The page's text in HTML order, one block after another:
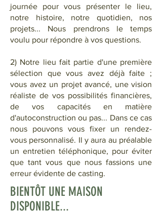
journée pour vous présenter le lieu,
notre histoire, notre quotidien, nos
projets... Nous prendrons le temps
voulu pour répondre à vos questions.
2) Notre lieu fait partie d'une première
sélection que vous avez déjà faite ;
vous avez un projet avancé, une vision
réaliste de vos possibilités financières,
de vos capacités en matière
d'autoconstruction ou pas... Dans ce cas
nous pouvons vous fixer un rendez-
vous personnalisé. Il y aura au préalable
un entretien téléphonique, pour éviter
que tant vous que nous fassions une
erreur évidente de casting.
BIENTÔT UNE MAISON
DISPONIBLE...